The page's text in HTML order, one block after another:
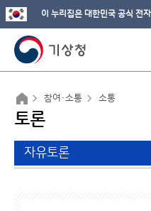
이 누리집은 대한민국 공식 전
참여·소통 소통
토론
자유토론